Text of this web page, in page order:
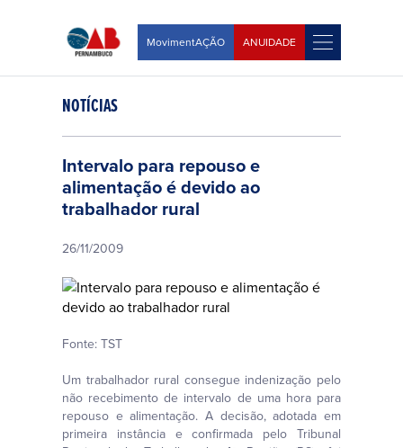
MovimentAÇÃO ANUIDADE
NOTÍCIAS
Intervalo para repouso e
alimentação é devido ao
trabalhador rural
26/11/2009
Fonte: TST
Um trabalhador rural consegue indenização pelo
não recebimento de intervalo de uma hora para
repouso e alimentação. A decisão, adotada em
primeira instância e confirmada pelo Tribunal